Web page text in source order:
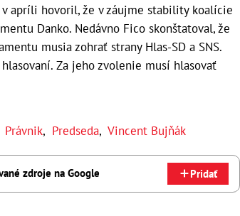
apríli hovoril, že v záujme stability koalície
Danko. Nedávno Fico skonštatoval, že
musia zohrať strany Hlas-SD a SNS.
Za jeho zvolenie musí hlasovať
Právnik, Predseda, Vincent Bujňák
zdroje na Google Pridať